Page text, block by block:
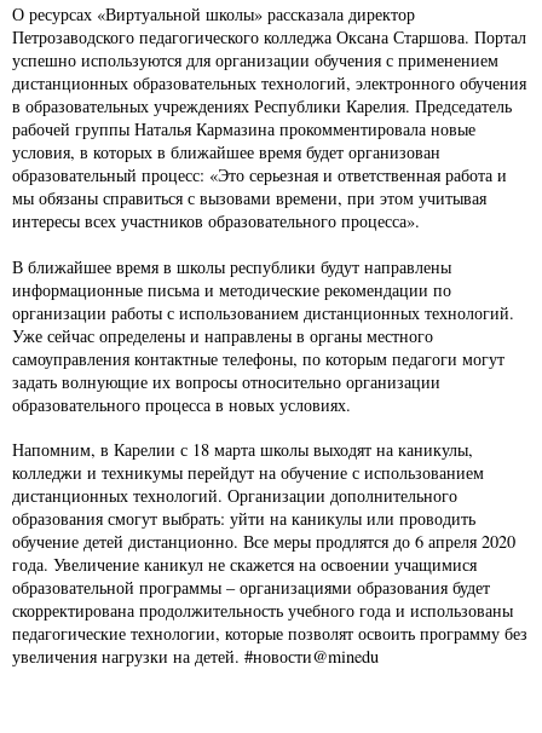
О ресурсах «Виртуальной школы» рассказала директор
Петрозаводского педагогического колледжа Оксана Старшова. Портал
успешно используются для организации обучения с применением
дистанционных образовательных технологий, электронного обучения
в образовательных учреждениях Республики Карелия. Председатель
рабочей группы Наталья Кармазина прокомментировала новые
условия, в которых в ближайшее время будет организован
образовательный процесс: «Это серьезная и ответственная работа и
мы обязаны справиться с вызовами времени, при этом учитывая
интересы всех участников образовательного процесса».
В ближайшее время в школы республики будут направлены
информационные письма и методические рекомендации по
организации работы с использованием дистанционных технологий.
Уже сейчас определены и направлены в органы местного
самоуправления контактные телефоны, по которым педагоги могут
задать волнующие их вопросы относительно организации
образовательного процесса в новых условиях.
Напомним, в Карелии с 18 марта школы выходят на каникулы,
колледжи и техникумы перейдут на обучение с использованием
дистанционных технологий. Организации дополнительного
образования смогут выбрать: уйти на каникулы или проводить
обучение детей дистанционно. Все меры продлятся до 6 апреля 2020
года. Увеличение каникул не скажется на освоении учащимися
образовательной программы – организациями образования будет
скорректирована продолжительность учебного года и использованы
педагогические технологии, которые позволят освоить программу без
увеличения нагрузки на детей. #новости@minedu